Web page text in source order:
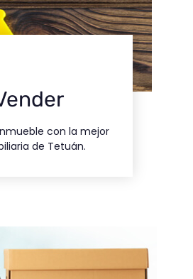
con la mejor
de Tetuán.
con